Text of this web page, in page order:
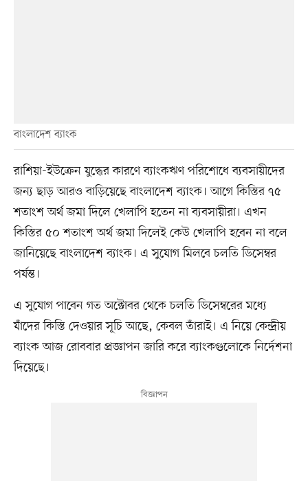
বাংলাদেশ ব্যাংক
রাশিয়া-ইউক্রেন যুদ্ধের কারণে ব্যাংকঋণ পরিশোধে ব্যবসায়ীদের
জন্য ছাড় আরও বাড়িয়েছে বাংলাদেশ ব্যাংক। আগে কিস্তির ৭৫
শতাংশ অর্থ জমা দিলে খেলাপি হতেন না ব্যবসায়ীরা। এখন
কিস্তির ৫০ শতাংশ অর্থ জমা দিলেই কেউ খেলাপি হবেন না বলে
জানিয়েছে বাংলাদেশ ব্যাংক। এ সুযোগ মিলবে চলতি ডিসেম্বর
পর্যন্ত।
এ সুযোগ পাবেন গত অক্টোবর থেকে চলতি ডিসেম্বরের মধ্যে
যাঁদের কিস্তি দেওয়ার সূচি আছে, কেবল তাঁরাই। এ নিয়ে কেন্দ্রীয়
ব্যাংক আজ রোববার প্রজ্ঞাপন জারি করে ব্যাংকগুলোকে নির্দেশনা
দিয়েছে।